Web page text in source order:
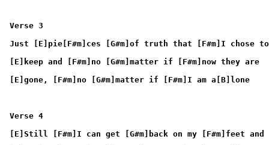
Verse 3
Just [E]pie[F#m]ces [G#m]of truth that [F#m]I chose to
[E]keep and [F#m]no [G#m]matter if [F#m]now they are
[E]gone, [F#m]no [G#m]matter if [F#m]I am a[B]lone
Verse 4
[E]Still [F#m]I can get [G#m]back on my [F#m]feet and